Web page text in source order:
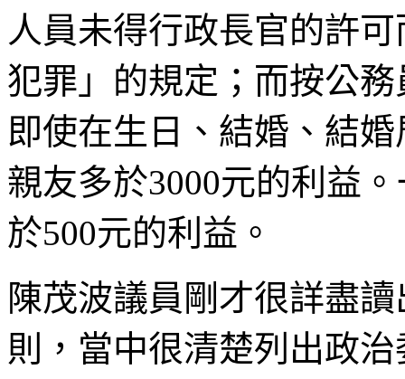
人員未得行政長官的許
犯罪」的規定；而按公
即使在生日、結婚、結
親友多於3000元的利益
於500元的利益。
陳茂波議員剛才很詳盡
則，當中很清楚列出政